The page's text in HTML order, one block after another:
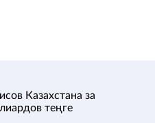
Казахстана за
теңге